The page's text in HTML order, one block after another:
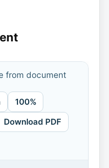
from document
100%
Download PDF